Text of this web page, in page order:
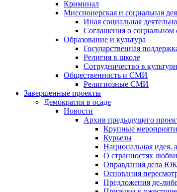
Криминал
Миссионерская и социальная
Иная социальная
Соглашения о социальном
Образование и культура
Государственная
Религия в школе
Сотрудничество в
Общественность и СМИ
Религиозные СМИ
Завершенные проекты
Демократия в осаде
Новости
Архив предыдущего
Крупные
Курьезы
Национальная идея,
О странностях
Оправдания дела
Основания
Предложения де-